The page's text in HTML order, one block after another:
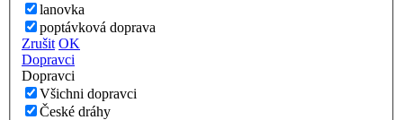
lanovka
poptávková doprava
Zrušit OK
Dopravci
Dopravci
Všichni dopravci
České dráhy